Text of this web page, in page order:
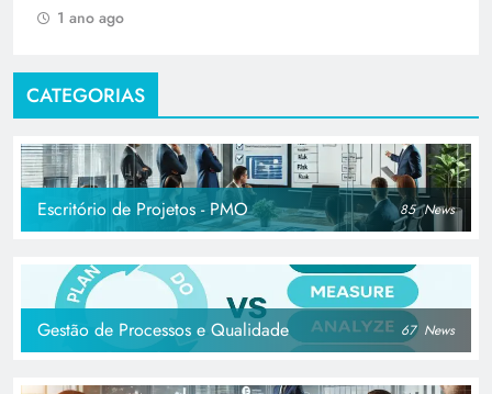
1 ano ago
CATEGORIAS
Escritório de Projetos - PMO 85 News
Gestão de Processos e Qualidade 67 News